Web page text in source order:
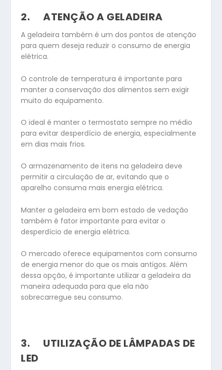
2.ATENÇÃO A GELADEIRA
A geladeira também é um dos pontos de atenção
para quem deseja reduzir o consumo de energia
elétrica.
O controle de temperatura é importante para
manter a conservação dos alimentos sem exigir
muito do equipamento.
O ideal é manter o termostato sempre no médio
para evitar desperdício de energia, especialmente
em dias mais frios.
O armazenamento de itens na geladeira deve
permitir a circulação de ar, evitando que o
aparelho consuma mais energia elétrica.
Manter a geladeira em bom estado de vedação
também é fator importante para evitar o
desperdício de energia elétrica.
O mercado oferece equipamentos com consumo
de energia menor do que os mais antigos. Além
dessa opção, é importante utilizar a geladeira da
maneira adequada para que ela não
sobrecarregue seu consumo.
3. UTILIZAÇÃO DE LÂMPADAS DE
LED